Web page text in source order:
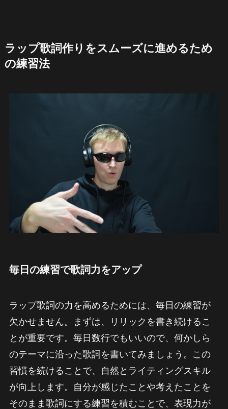
ラップ歌詞作りをスムーズに進めるため
の練習法
毎日の練習で歌詞力をアップ
ラップ歌詞の力を高めるためには、毎日の練習が
欠かせません。まずは、リリックを書き続けるこ
とが重要です。毎日数行でもいいので、何かしら
のテーマに沿った歌詞を書いてみましょう。この
習慣を続けることで、自然とライティングスキル
が向上します。自分が感じたことや考えたことを
そのまま歌詞にする練習を積むことで、表現力が